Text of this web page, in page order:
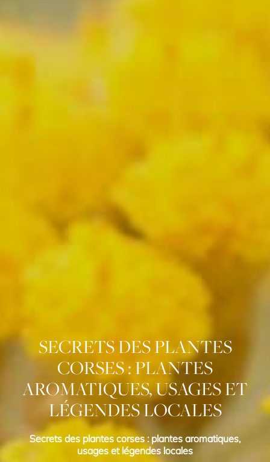
SECRETS DES PLANTES
CORSES : PLANTES
AROMATIQUES, USAGES ET
LÉGENDES LOCALES
Secrets des plantes corses : plantes aromatiques,
usages et légendes locales